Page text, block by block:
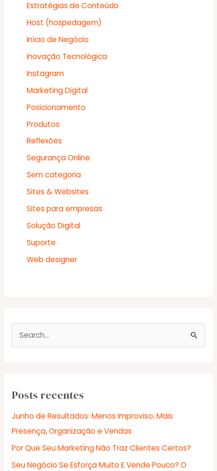
Estratégias de Conteúdo
Host (hospedagem)
Início de Negócio
Inovação Tecnológica
Instagram
Marketing Digital
Posicionamento
Produtos
Reflexões
Segurança Online
Sem categoria
Sites & Websites
Sites para empresas
Solução Digital
Suporte
Web designer
e
u
s
a
r
p
Posts recentes
Junho de Resultados: Menos Improviso, Mais
Presença, Organização e Vendas
Por Que Seu Marketing Não Traz Clientes Certos?
Seu Negócio Se Esforça Muito E Vende Pouco? O